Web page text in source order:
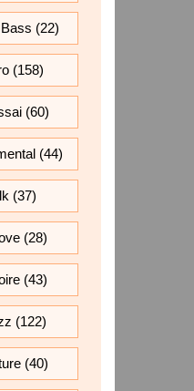
(22)
(158)
(60)
(44)
(37)
(28)
(43)
(122)
(40)